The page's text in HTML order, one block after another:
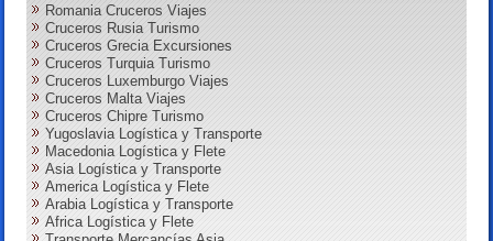
Romania Cruceros Viajes
Cruceros Rusia Turismo
Cruceros Grecia Excursiones
Cruceros Turquia Turismo
Cruceros Luxemburgo Viajes
Cruceros Malta Viajes
Cruceros Chipre Turismo
Yugoslavia Logística y Transporte
Macedonia Logística y Flete
Asia Logística y Transporte
America Logística y Flete
Arabia Logística y Transporte
Africa Logística y Flete